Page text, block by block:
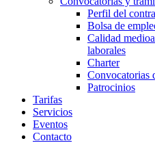
Perfil del
Bolsa de
Calidad
laborales
Charter
Convocatorias
Patrocinios
Tarifas
Servicios
Eventos
Contacto